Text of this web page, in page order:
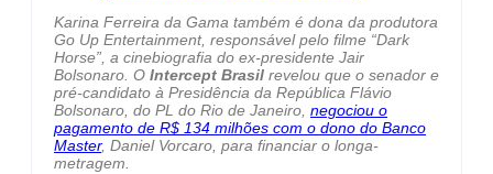
Karina Ferreira da Gama também é dona da produtora
Go Up Entertainment, responsável pelo filme “Dark
Horse”, a cinebiografia do ex-presidente Jair
Bolsonaro. O Intercept Brasil revelou que o senador e
pré-candidato à Presidência da República Flávio
Bolsonaro, do PL do Rio de Janeiro, negociou o
pagamento de R$ 134 milhões com o dono do Banco
Master, Daniel Vorcaro, para financiar o longa-
metragem.